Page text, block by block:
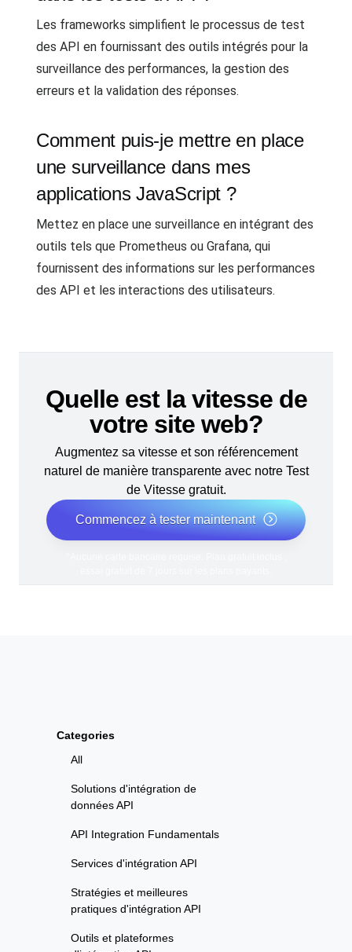
Les frameworks simplifient le processus de test
des API en fournissant des outils intégrés pour la
surveillance des performances, la gestion des
erreurs et la validation des réponses.
Comment puis-je mettre en place
une surveillance dans mes
applications JavaScript ?
Mettez en place une surveillance en intégrant des
outils tels que Prometheus ou Grafana, qui
fournissent des informations sur les performances
des API et les interactions des utilisateurs.
Quelle est la vitesse de
votre site web?
Augmentez sa vitesse et son référencement
naturel de manière transparente avec notre Test
de Vitesse gratuit.
Commencez à tester maintenant
Categories
All
Solutions d'intégration de
données API
API Integration Fundamentals
Services d'intégration API
Stratégies et meilleures
pratiques d'intégration API
Outils et plateformes